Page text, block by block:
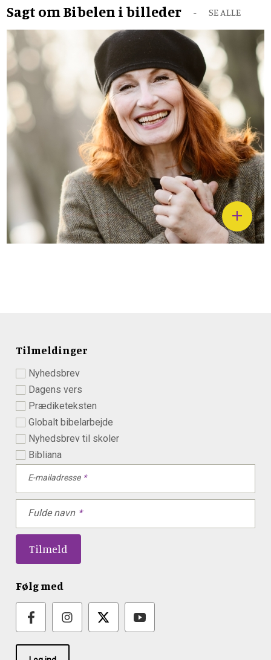
Sagt om Bibelen i billeder SE ALLE
Tilmeldinger
Nyhedsbrev
Dagens vers
Prædiketeksten
Globalt bibelarbejde
Nyhedsbrev til skoler
Bibliana
E-mailadresse
Fulde navn
Følg med